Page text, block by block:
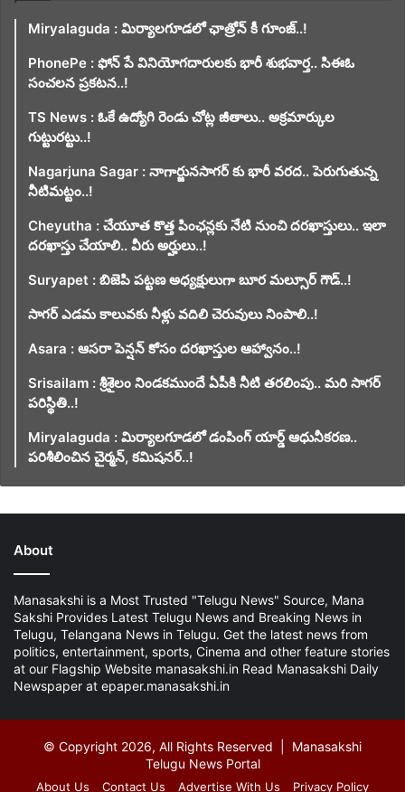
Miryalaguda : మిర్యాలగూడలో ఛాత్రోన్ కీ గూంజ్..!
PhonePe : ఫోన్ పే వినియోగదారులకు భారీ శుభవార్త.. సిఈఓ
సంచలన ప్రకటన..!
TS News : ఓకే ఉద్యోగి రెండు చోట్ల జీతాలు.. అక్రమార్కుల
గుట్టురట్టు..!
Nagarjuna Sagar : నాగార్జునసాగర్ కు భారీ వరద.. పెరుగుతున్న
నీటిమట్టం..!
Cheyutha : చేయూత కొత్త పింఛన్లకు నేటి నుంచి దరఖాస్తులు.. ఇలా
దరఖాస్తు చేయాలి.. వీరు అర్హులు..!
Suryapet : బిజెపి పట్టణ అధ్యక్షులుగా బూర మల్సూర్ గౌడ్..!
సాగర్ ఎడమ కాలువకు నీళ్లు వదిలి చెరువులు నింపాలి..!
Asara : ఆసరా పెన్షన్ కోసం దరఖాస్తుల ఆహ్వానం..!
Srisailam : శ్రీశైలం నిండకముందే ఏపీకి నీటి తరలింపు.. మరి సాగర్
పరిస్థితి..!
Miryalaguda : మిర్యాలగూడలో డంపింగ్ యార్డ్ ఆధునీకరణ..
పరిశీలించిన చైర్మన్, కమిషనర్..!
About
Manasakshi is a Most Trusted "Telugu News" Source, Mana
Sakshi Provides Latest Telugu News and Breaking News in
Telugu, Telangana News in Telugu. Get the latest news from
politics, entertainment, sports, Cinema and other feature stories
at our Flagship Website manasakshi.in Read Manasakshi Daily
Newspaper at epaper.manasakshi.in
© Copyright 2026, All Rights Reserved | Manasakshi
Telugu News Portal
About Us Contact Us Advertise With Us Privacy Policy